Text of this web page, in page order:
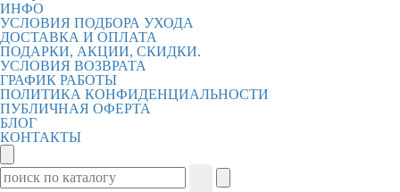
ИНФО
УСЛОВИЯ ПОДБОРА УХОДА
ДОСТАВКА И ОПЛАТА
ПОДАРКИ, АКЦИИ, СКИДКИ.
УСЛОВИЯ ВОЗВРАТА
ГРАФИК РАБОТЫ
ПОЛИТИКА КОНФИДЕНЦИАЛЬНОСТИ
ПУБЛИЧНАЯ ОФЕРТА
БЛОГ
КОНТАКТЫ